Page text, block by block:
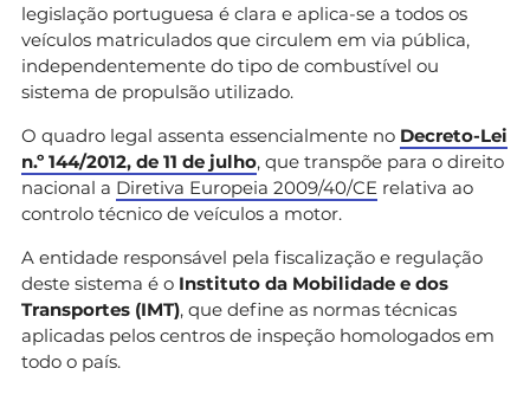
legislação portuguesa é clara e aplica-se a todos os
veículos matriculados que circulem em via pública,
independentemente do tipo de combustível ou
sistema de propulsão utilizado.
O quadro legal assenta essencialmente no Decreto-Lei
n.º 144/2012, de 11 de julho, que transpõe para o direito
nacional a Diretiva Europeia 2009/40/CE relativa ao
controlo técnico de veículos a motor.
A entidade responsável pela fiscalização e regulação
deste sistema é o Instituto da Mobilidade e dos
Transportes (IMT), que define as normas técnicas
aplicadas pelos centros de inspeção homologados em
todo o país.